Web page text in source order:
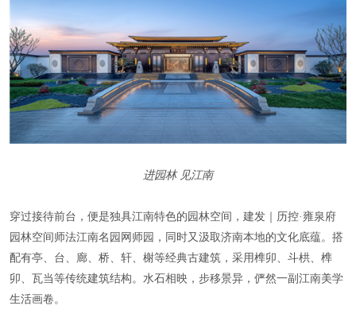
进园林 见江南
穿过接待前台，便是独具江南特色的园林空间，建发｜历控·雍泉府
园林空间师法江南名园网师园，同时又汲取济南本地的文化底蕴。搭
配有亭、台、廊、桥、轩、榭等经典古建筑，采用榫卯、斗栱、榫
卯、瓦当等传统建筑结构。水石相映，步移景异，俨然一副江南美学
生活画卷。